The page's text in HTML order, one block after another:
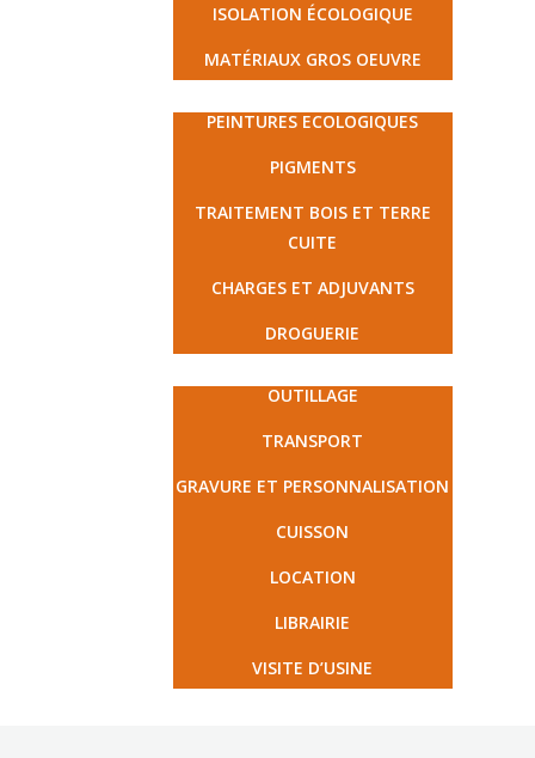
ISOLATION ÉCOLOGIQUE
MATÉRIAUX GROS OEUVRE
PEINTURES ECOLOGIQUES
PIGMENTS
TRAITEMENT BOIS ET TERRE
CUITE
CHARGES ET ADJUVANTS
DROGUERIE
OUTILLAGE
TRANSPORT
GRAVURE ET PERSONNALISATION
CUISSON
LOCATION
LIBRAIRIE
VISITE D’USINE